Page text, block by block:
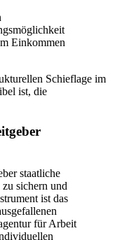
Einkommen
Schieflage im
ist, die
staatliche
sichern und
ist das
für Arbeit